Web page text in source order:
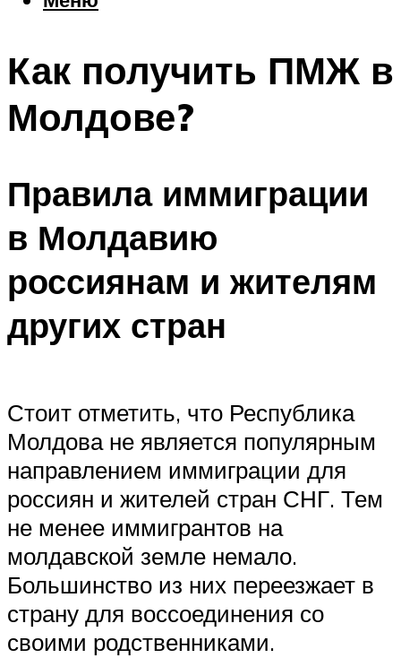
Шоппинг
Что посетить
Как получить ПМЖ в
Молдове?
Правила иммиграции
в Молдавию
россиянам и жителям
других стран
Стоит отметить, что Республика
Молдова не является популярным
направлением иммиграции для
россиян и жителей стран СНГ. Тем
не менее иммигрантов на
молдавской земле немало.
Большинство из них переезжает в
страну для воссоединения со
своими родственниками.